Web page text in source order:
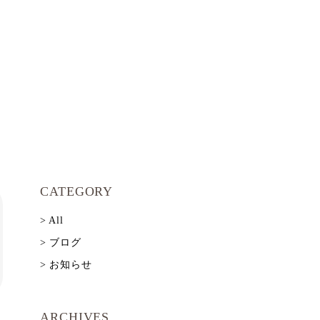
CATEGORY
> All
> ブログ
> お知らせ
ARCHIVES